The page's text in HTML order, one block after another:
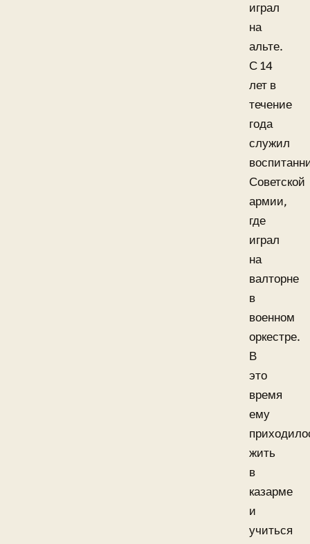
играл
на
альте.
С 14
лет в
течение
года
служил
Советской
армии,
где
играл
на
валторне
в
военном
оркестре.
В
это
время
ему
жить
в
казарме
и
учиться